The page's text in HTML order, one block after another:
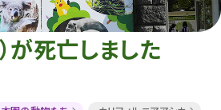
再生プラン
東山動植物園
への支援
環境教育
Follow
が死亡しました